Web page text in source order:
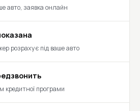
авто, заявка онлайн
розрахує під ваше авто
кредитної програми